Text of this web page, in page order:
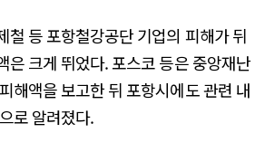
철 등 포항철강공단 기업의 피해가 뒤
은 크게 뛰었다. 포스코 등은 중앙재난
해액을 보고한 뒤 포항시에도 관련 내
로 알려졌다.